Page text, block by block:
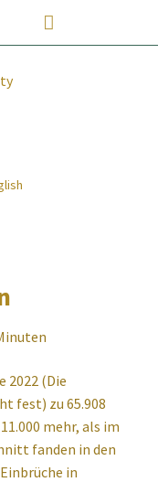
2022 (Die
fest) zu 65.908
mehr, als im
fanden in den
in
WhatsApp